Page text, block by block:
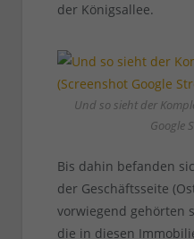
der Königsallee.
Und so sieht der
Google
Bis dahin befanden
der Geschäftsseite
vorwiegend gehörten
die in diesen